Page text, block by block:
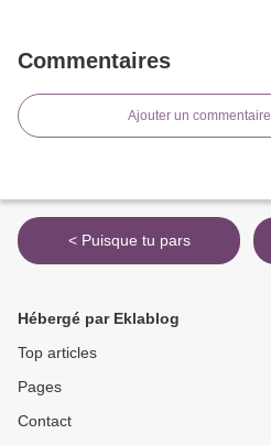
Commentaires
Ajouter un commentaire
< Puisque tu pars
Hébergé par Eklablog
Top articles
Pages
Contact